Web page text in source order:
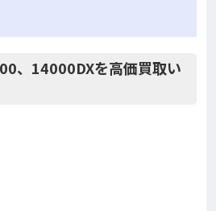
、14000DXを高価買取い